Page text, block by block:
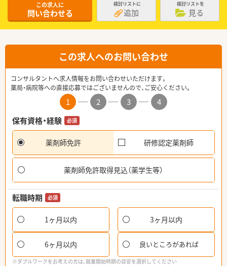
この求人に
問い合わせる
検討リストに
追加
検討リストを
見る
この求人へのお問い合わせ
コンサルタントへ求人情報をお問い合わせいただけます。
薬局・病院等への直接応募ではございませんので、ご安心ください。
1 2 3
4
保有資格・経験
必須
薬剤師免許 研修認定薬剤師
薬剤師免許取得見込（薬学生等）
転職時期 必須
1ヶ月以内 3ヶ月以内
6ヶ月以内 良いところがあれば
※ダブルワークをお考えの方は、就業開始時期の目安を選択してください